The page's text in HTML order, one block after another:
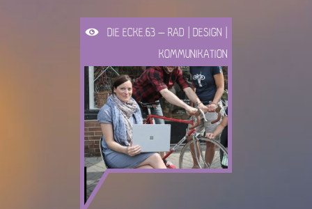
DIE ECKE.63 – RAD | DESIGN |
KOMMUNIKATION